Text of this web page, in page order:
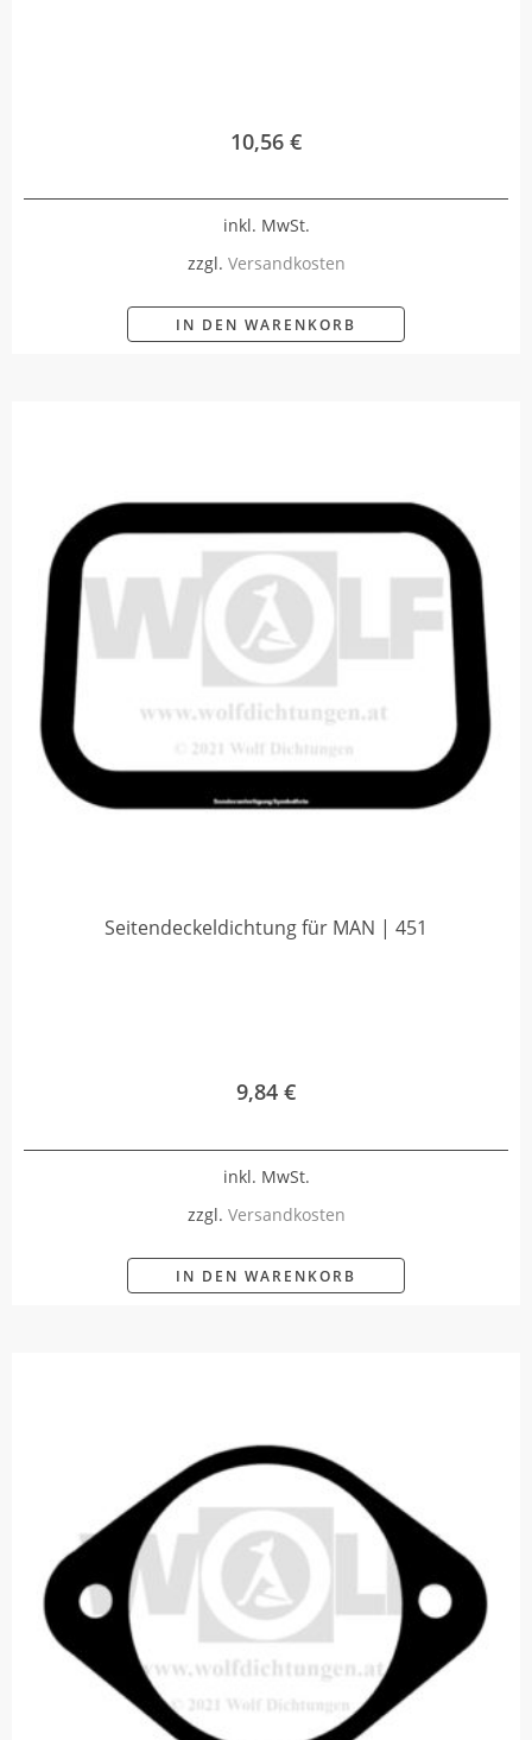
10,56 €
inkl. MwSt.
zzgl. Versandkosten
IN DEN WARENKORB
Seitendeckeldichtung für MAN | 451
9,84 €
inkl. MwSt.
zzgl. Versandkosten
IN DEN WARENKORB